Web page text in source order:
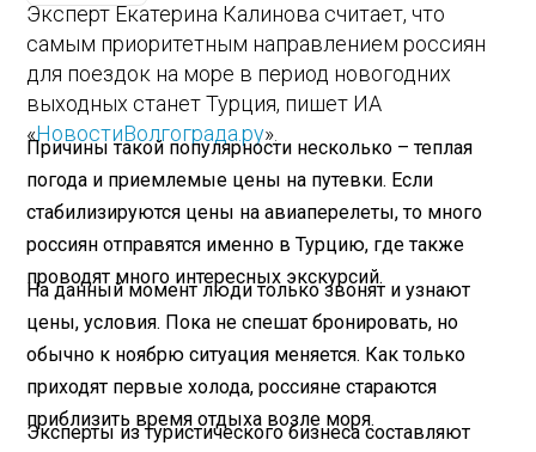
Эксперт Екатерина Калинова считает, что
самым приоритетным направлением россиян
для поездок на море в период новогодних
выходных станет Турция, пишет ИА
«НовостиВолгограда.ру».
Причины такой популярности несколько – теплая
погода и приемлемые цены на путевки. Если
стабилизируются цены на авиаперелеты, то много
россиян отправятся именно в Турцию, где также
проводят много интересных экскурсий.
На данный момент люди только звонят и узнают
цены, условия. Пока не спешат бронировать, но
обычно к ноябрю ситуация меняется. Как только
приходят первые холода, россияне стараются
приблизить время отдыха возле моря.
Эксперты из туристического бизнеса составляют